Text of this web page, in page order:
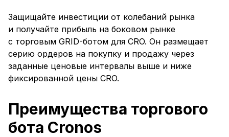
Защищайте инвестиции от колебаний рынка
и получайте прибыль на боковом рынке
с торговым GRID-ботом для CRO. Он размещает
серию ордеров на покупку и продажу через
заданные ценовые интервалы выше и ниже
фиксированной цены CRO.
Преимущества торгового
бота Cronos